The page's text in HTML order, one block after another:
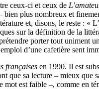
ceux-ci et ceux de
plus nombreux et
et, disons, le reste : «
sur la définition de la
porter tout uniment
d’une cafetière sent
françaises en 1990. Il est
que sa lecture – mieux que
est faible –, comme en